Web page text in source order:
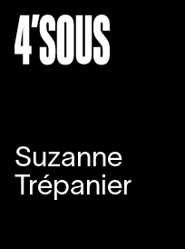
Suzanne
Trépanier